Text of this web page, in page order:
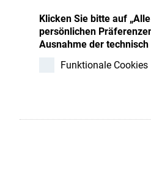
Klicken Sie bitte auf
persönlichen
Ausnahme der
Funktionale Cookies
Register or